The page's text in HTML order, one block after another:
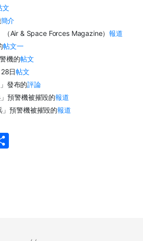
文
簡介
（Air & Space Forces Magazine）報道
帖文一
機的帖文
日帖文
發布的評論
預警機被摧毀的報道
預警機被摧毀的報道